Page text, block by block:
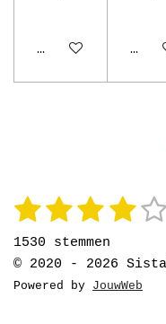
Houd mij op de
R
a
t
i
n
1
s
t
e
2
s
t
e
3
s
t
e
4
s
t
e
5
t
e
1530 stemmen
© 2020 - 2026
Powered by JouwWeb